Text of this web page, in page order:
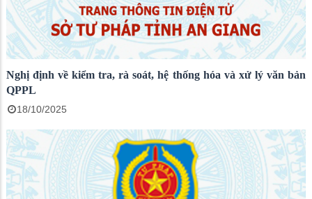
Nghị định về kiểm tra, rà soát, hệ thống hóa và xử lý văn bản
QPPL
18/10/2025